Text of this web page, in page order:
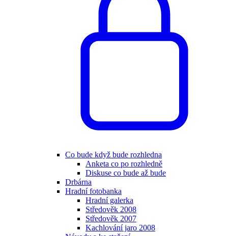
Co bude když bude rozhledna
Anketa co po rozhledně
Diskuse co bude až bude
Drbárna
Hradní fotobanka
Hradní galerka
Středověk 2008
Středověk 2007
Kachlování jaro 2008